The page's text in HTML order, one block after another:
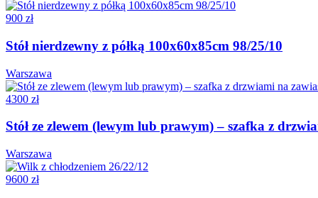
900 zł
Stół nierdzewny z półką 100x60x85cm 98/25/10
Warszawa
4300 zł
Stół ze zlewem (lewym lub prawym) – szafka z
Warszawa
9600 zł